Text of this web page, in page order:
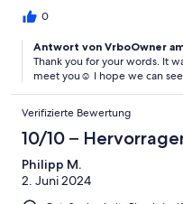
0
Antwort von VrboOwner
Thank you for your words. It
meet you☺️ I hope we can
Verifizierte Bewertung
10/10 –
Philipp M.
2. Juni 2024